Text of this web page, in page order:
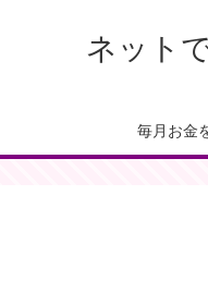
ネット
毎月お金